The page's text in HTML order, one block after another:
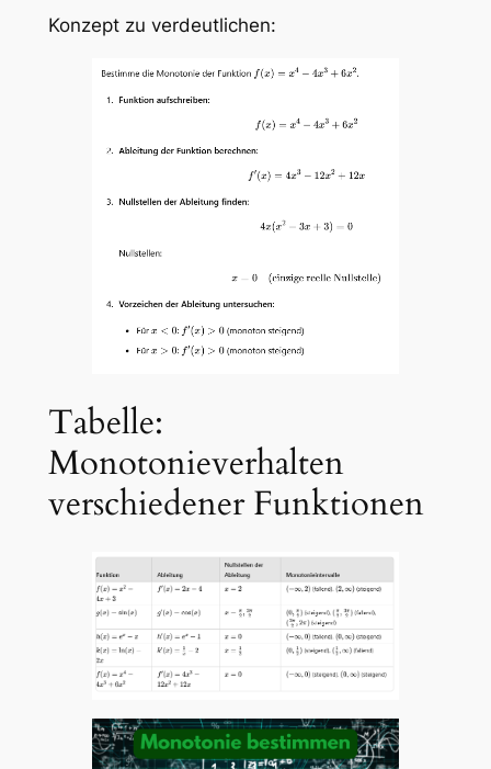
Konzept zu verdeutlichen:
Tabelle:
Monotonieverhalten
verschiedener Funktionen